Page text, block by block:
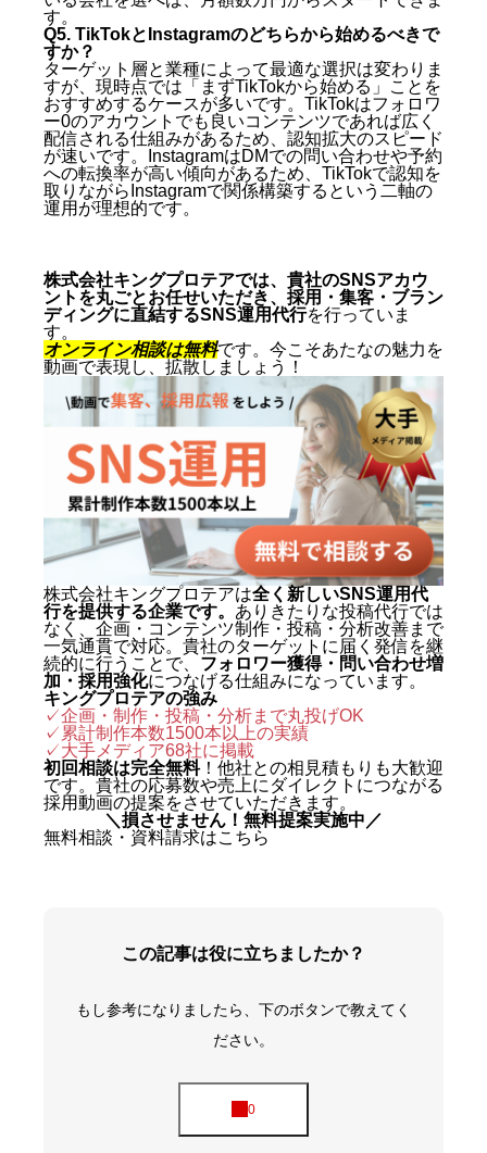
す。
Q5. TikTokとInstagramのどちらから始めるべきで
すか？
ターゲット層と業種によって最適な選択は変わりま
すが、現時点では「まずTikTokから始める」ことを
おすすめするケースが多いです。TikTokはフォロワ
ー0のアカウントでも良いコンテンツであれば広く
配信される仕組みがあるため、認知拡大のスピード
が速いです。InstagramはDMでの問い合わせや予約
への転換率が高い傾向があるため、TikTokで認知を
取りながらInstagramで関係構築するという二軸の
運用が理想的です。
株式会社キングプロテアでは、貴社のSNSアカウ
ントを丸ごとお任せいただき、採用・集客・ブラン
ディングに直結するSNS運用代行を行っていま
す。
オンライン相談は無料です。今こそあたなの魅力を
動画で表現し、拡散しましょう！
株式会社キングプロテアは全く新しいSNS運用代
行を提供する企業です。 ありきたりな投稿代行では
なく、企画・コンテンツ制作・投稿・分析改善まで
一気通貫で対応。貴社のターゲットに届く発信を継
続的に行うことで、 フォロワー獲得・問い合わせ増
加・採用強化につなげる仕組みになっています。
キングプロテアの強み
✓企画・制作・投稿・分析まで丸投げOK
✓累計制作本数1500本以上の実績
✓大手メディア68社に掲載
初回相談は完全無料！他社との相見積もりも大歓迎
です。貴社の応募数や売上にダイレクトにつながる
採用動画の提案をさせていただきます。
＼損させません！無料提案実施中／
無料相談・資料請求はこちら
この記事は役に立ちましたか？
もし参考になりましたら、下のボタンで教えてく
ださい。